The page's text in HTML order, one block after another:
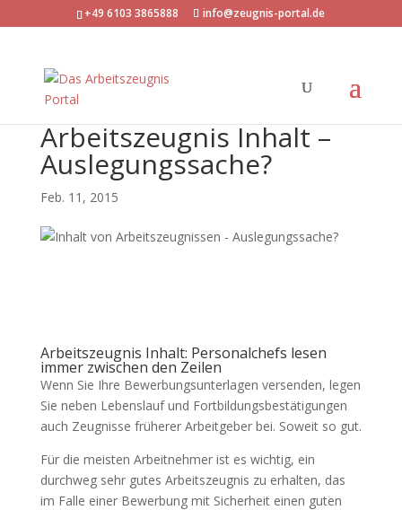
+49 6103 3865888 info@zeugnis-portal.de
Arbeitszeugnis Inhalt –
Auslegungssache?
Feb. 11, 2015
Arbeitszeugnis Inhalt: Personalchefs lesen
immer zwischen den Zeilen
Wenn Sie Ihre Bewerbungsunterlagen versenden, legen
Sie neben Lebenslauf und Fortbildungsbestätigungen
auch Zeugnisse früherer Arbeitgeber bei. Soweit so gut.
Für die meisten Arbeitnehmer ist es wichtig, ein
durchweg sehr gutes Arbeitszeugnis zu erhalten, das
im Falle einer Bewerbung mit Sicherheit einen guten